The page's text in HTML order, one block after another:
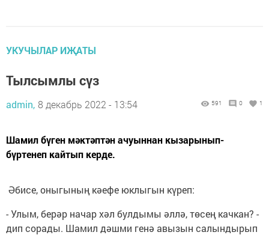
УКУЧЫЛАР ИҖАТЫ
Тылсымлы сүз
admin, 8 декабрь 2022 - 13:54 591 0 1
Шамил бүген мәктәптән ачуыннан кызарынып-
бүртенеп кайтып керде.
Әбисе, оныгының кәефе юклыгын күреп:
- Улым, берәр начар хәл булдымы әллә, төсең качкан? -
дип сорады. Шамил дәшми генә авызын салындырып